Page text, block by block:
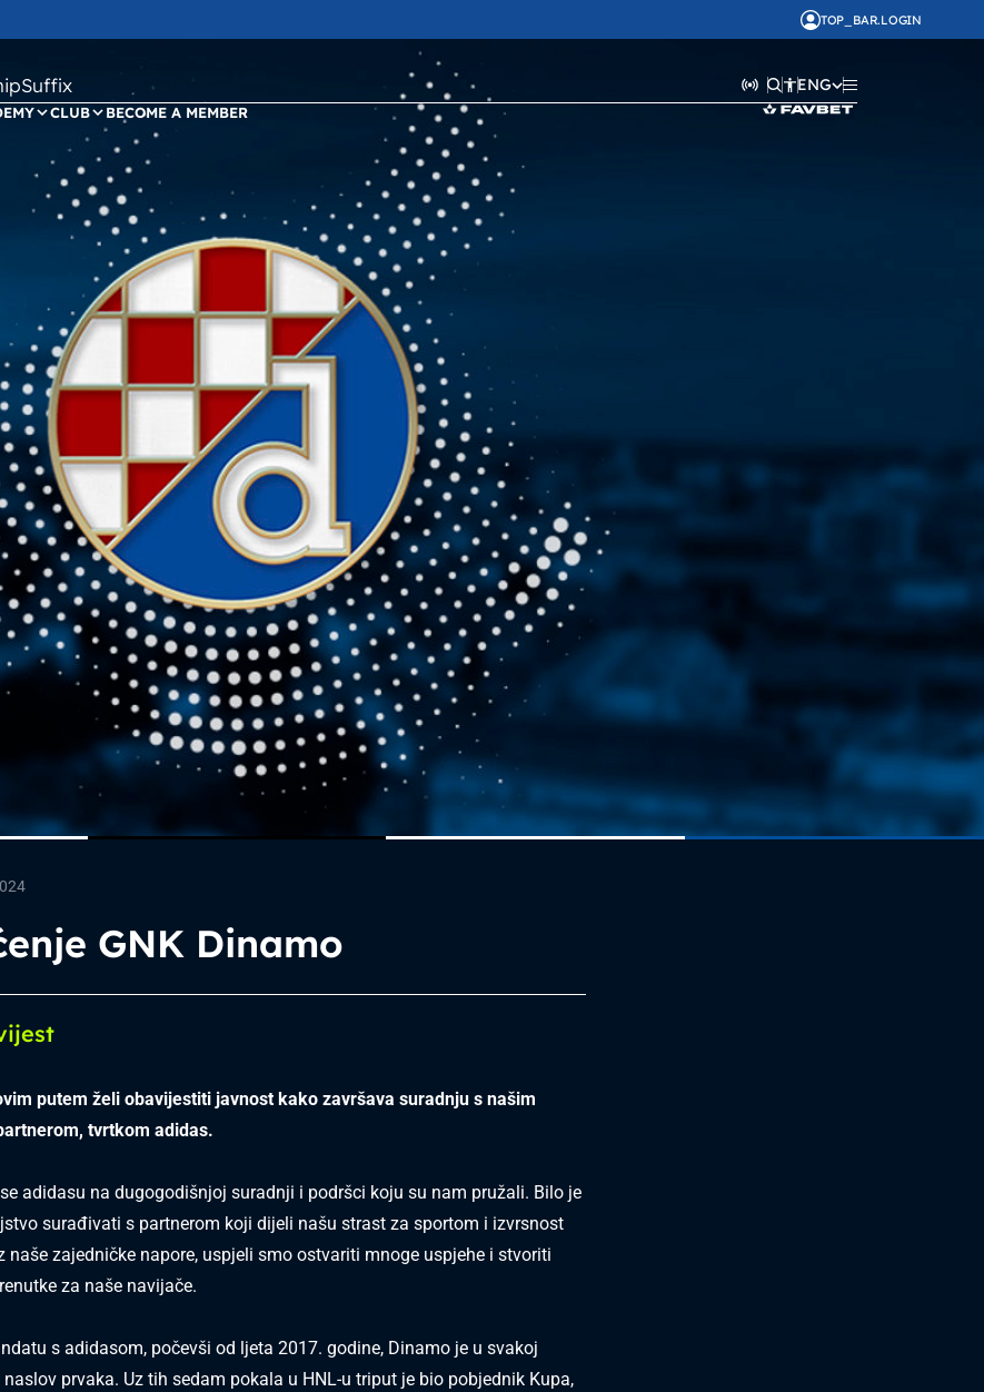
TOP_BAR.LOGIN
ENG
CLUB BECOME A MEMBER
GNK Dinamo
putem želi obavijestiti javnost kako završava suradnju s našim
tvrtkom adidas.
adidasu na dugogodišnjoj suradnji i podršci koju su nam pružali. Bilo je
surađivati s partnerom koji dijeli našu strast za sportom i izvrsnost
naše zajedničke napore, uspjeli smo ostvariti mnoge uspjehe i stvoriti
za naše navijače.
s adidasom, počevši od ljeta 2017. godine, Dinamo je u svakoj
prvaka. Uz tih sedam pokala u HNL-u triput je bio pobjednik Kupa,